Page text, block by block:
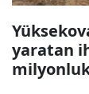
yaratan
milyonluk